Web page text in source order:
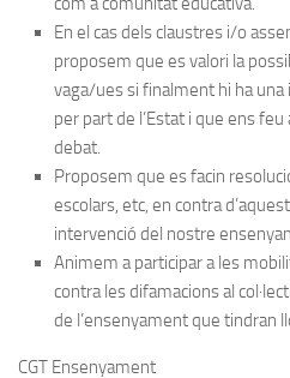
En el cas dels claustres i/o
proposem que es valori la
vaga/ues si finalment hi ha una
per part de l’Estat i que ens
debat.
Proposem que es facin
escolars, etc, en contra
intervenció del nostre
Animem a participar a les
contra les difamacions al
de l’ensenyament que tindran
CGT Ensenyament